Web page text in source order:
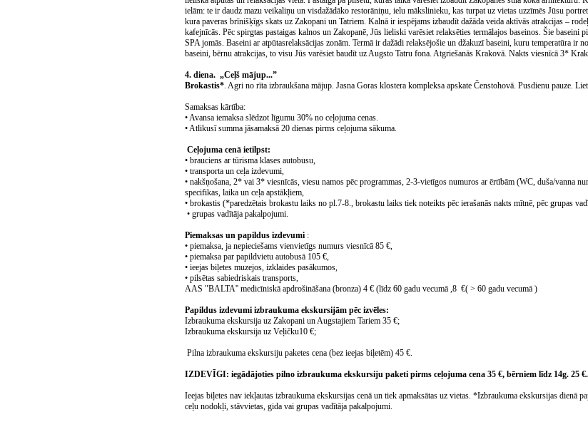
ielām: te ir daudz mazu veikaliņu un visdažādāko restorāniņu, ielu mākslinieku, kas turpat uz vietas uzzīmēs Jūsu
kura paveras brīnišķīgs skats uz Zakopani un Tatriem. Kalnā ir iespējams izbaudīt dažāda veida aktīvās atrakcijas –
kafejnīcās. Pēc spirgtas pastaigas kalnos un Zakopanē, Jūs lieliski varēsiet relaksēties termālajos baseinos. Šie baseini
SPA jomās. Baseini ar atpūtasrelaksācijas zonām. Termā ir dažādi relaksējošie un džakuzī baseini, kuru temperatūra ir
baseini, bērnu atrakcijas, to visu Jūs varēsiet baudīt uz Augsto Tatru fona. Atgriešanās Krakovā. Nakts viesnīcā 3*
4. diena. „Ceļš mājup...”
Brokastis*. Agri no rīta izbraukšana mājup. Jasna Goras klostera kompleksa apskate Čenstohovā. Pusdienu pauze.
Samaksas kārtība:
• Avansa iemaksa slēdzot līgumu 30% no ceļojuma cenas.
• Atlikusī summa jāsamaksā 20 dienas pirms ceļojuma sākuma.
Ceļojuma cenā ietilpst:
• brauciens ar tūrisma klases autobusu,
• transporta un ceļa izdevumi,
• nakšņošana, 2* vai 3* viesnīcās, viesu namos pēc programmas, 2-3-vietīgos numuros ar ērtībām (WC, duša/vanna
specifikas, laika un ceļa apstākļiem,
• brokastis (*paredzētais brokastu laiks no pl.7-8., brokastu laiks tiek noteikts pēc ierašanās nakts mītnē, pēc grupas
• grupas vadītāja pakalpojumi.
Piemaksas un papildus izdevumi :
• piemaksa, ja nepieciešams vienvietīgs numurs viesnīcā 85 €,
• piemaksa par papildvietu autobusā 105 €,
• ieejas biļetes muzejos, izklaides pasākumos,
• pilsētas sabiedriskais transports,
AAS "BALTA'' medicīniskā apdrošināšana (bronza) 4 € (līdz 60 gadu vecumā ,8 €( > 60 gadu vecumā )
Papildus izdevumi izbraukuma ekskursijām pēc izvēles:
Izbraukuma ekskursija uz Zakopani un Augstajiem Tariem 35 €;
Izbraukuma ekskursija uz Veļičku10 €;
Pilna izbraukuma ekskursiju paketes cena (bez ieejas biļetēm) 45 €.
IZDEVĪGI: iegādājoties pilno izbraukuma ekskursiju paketi pirms ceļojuma cena 35 €, bērniem līdz 14g. 25 €.
Ieejas biļetes nav iekļautas izbraukuma ekskursijas cenā un tiek apmaksātas uz vietas. *Izbraukuma ekskursijas dienā
ceļu nodokļi, stāvvietas, gida vai grupas vadītāja pakalpojumi.